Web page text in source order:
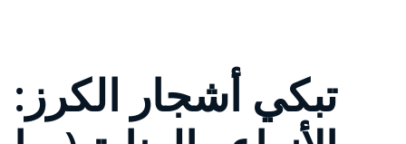
تبكي أشجار الكرز: